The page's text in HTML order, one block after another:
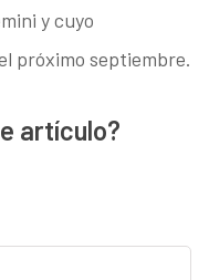
y cuyo
próximo septiembre.
artículo?